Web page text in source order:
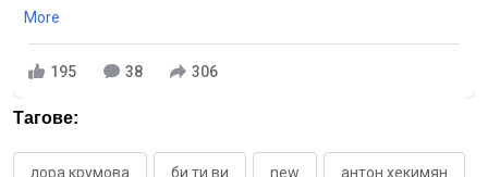
More
195 38 306
Тагове:
лора крумова би ти ви new антон хекимян